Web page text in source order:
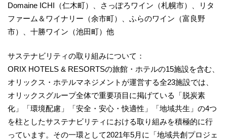
Domaine ICHI（仁木町）、さっぽろワイン（札幌市）、リタ
ファーム＆ワイナリー（余市町）、ふらのワイン（富良野
市）、十勝ワイン（池田町）他
サステナビリティの取り組みについて：
ORIX HOTELS & RESORTSの旅館・ホテルの15施設を含む、
オリックス・ホテルマネジメントが運営する全23施設では、
オリックスグループ全体で重要項目に掲げている「脱炭素
化」「環境配慮」「安全・安心・快適性」「地域共生」の4つ
を柱としたサステナビリティにおける取り組みを積極的に行
っています。その一環として2021年5月に「地域共創プロジェ